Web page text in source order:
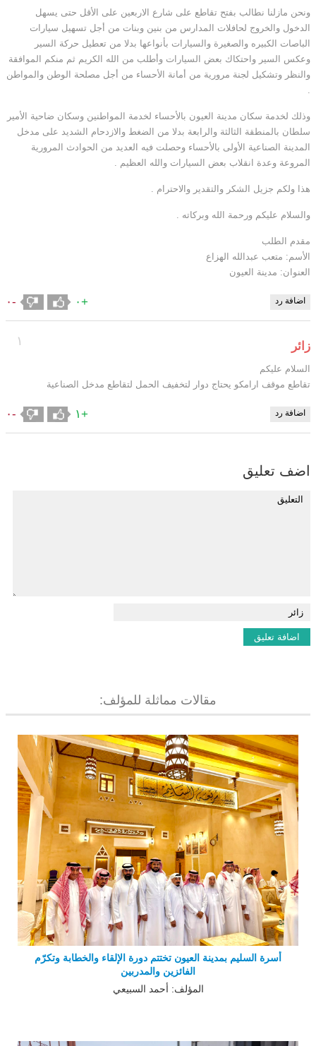
ونحن مازلنا نطالب بفتح تقاطع على شارع الاربعين على الأقل حتى يسهل
الدخول والخروج لحافلات المدارس من بنين وبنات من أجل تسهيل سيارات
الباصات الكبيره والصغيرة والسيارات بأنواعها بدلا من تعطيل حركة السير
وعكس السير واحتكاك بعض السيارات وأطلب من الله الكريم ثم منكم الموافقة
والنظر وتشكيل لجنة مرورية من أمانة الأحساء من أجل مصلحة الوطن والمواطن
.
وذلك لخدمة سكان مدينة العيون بالأحساء لخدمة المواطنين وسكان ضاحية الأمير
سلطان بالمنطقة الثالثة والرابعة بدلا من الضغط والازدحام الشديد على مدخل
المدينة الصناعية الأولى بالأحساء وحصلت فيه العديد من الحوادث المرورية
المروعة وعدة انقلاب بعض السيارات والله العظيم .
هذا ولكم جزيل الشكر والتقدير والاحترام .
والسلام عليكم ورحمة الله وبركاته .
مقدم الطلب
الأسم: متعب عبدالله الهزاع
العنوان: مدينة العيون
اضافة رد +٠ -٠
١ زائر
السلام عليكم
تقاطع موقف ارامكو يحتاج دوار لتخفيف الحمل لتقاطع مدخل الصناعية
اضافة رد +١ -٠
اضف تعليق
مقالات مماثلة للمؤلف:
أسرة السليم بمدينة العيون تختتم دورة الإلقاء والخطابة وتكرّم
الفائزين والمدربين
المؤلف: أحمد السبيعي